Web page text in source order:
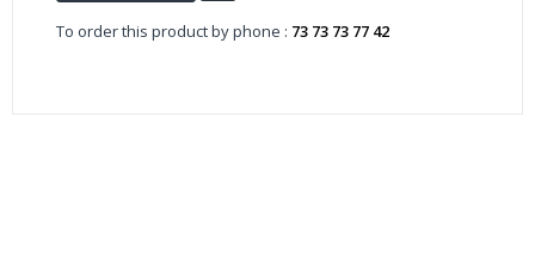
To order this product by phone : 73 73 73 77 42